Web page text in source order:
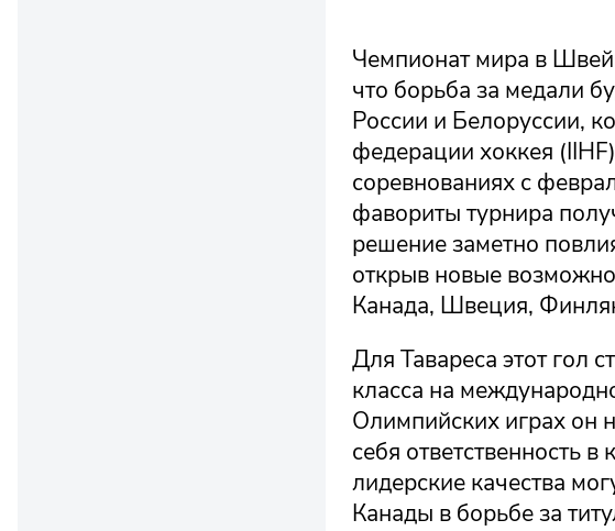
Чемпионат мира в
что борьба за медали
России и Белоруссии,
федерации хоккея
соревнованиях с
фавориты турнира
решение заметно
открыв новые
Канада, Швеция,
Для Тавареса этот гол
класса на
Олимпийских играх он
себя ответственность
лидерские качества
Канады в борьбе за